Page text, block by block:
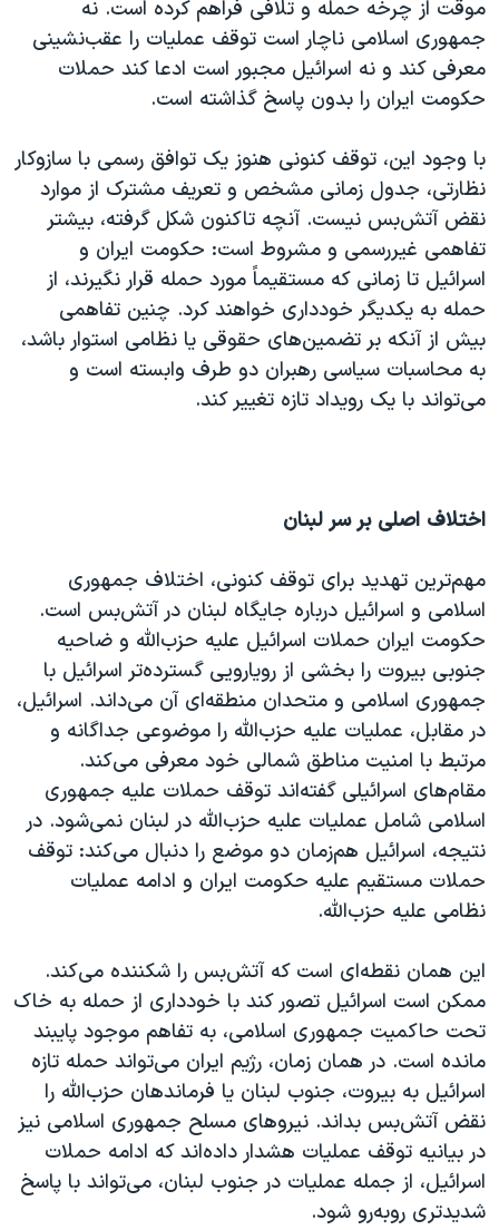
موقت از چرخه حمله و تلافی فراهم کرده است. نه
جمهوری اسلامی ناچار است توقف عملیات را عقب‌نشینی
معرفی کند و نه اسرائیل مجبور است ادعا کند حملات
حکومت ایران را بدون پاسخ گذاشته است.
با وجود این، توقف کنونی هنوز یک توافق رسمی با سازوکار
نظارتی، جدول زمانی مشخص و تعریف مشترک از موارد
نقض آتش‌بس نیست. آنچه تاکنون شکل گرفته، بیشتر
تفاهمی غیررسمی و مشروط است: حکومت ایران و
اسرائیل تا زمانی که مستقیماً مورد حمله قرار نگیرند، از
حمله به یکدیگر خودداری خواهند کرد. چنین تفاهمی
بیش از آنکه بر تضمین‌های حقوقی یا نظامی استوار باشد،
به محاسبات سیاسی رهبران دو طرف وابسته است و
می‌تواند با یک رویداد تازه تغییر کند.
اختلاف اصلی بر سر لبنان
مهم‌ترین تهدید برای توقف کنونی، اختلاف جمهوری
اسلامی و اسرائیل درباره جایگاه لبنان در آتش‌بس است.
حکومت ایران حملات اسرائیل علیه حزب‌الله و ضاحیه
جنوبی بیروت را بخشی از رویارویی گسترده‌تر اسرائیل با
جمهوری اسلامی و متحدان منطقه‌ای آن می‌داند. اسرائیل،
در مقابل، عملیات علیه حزب‌الله را موضوعی جداگانه و
مرتبط با امنیت مناطق شمالی خود معرفی می‌کند.
مقام‌های اسرائیلی گفته‌اند توقف حملات علیه جمهوری
اسلامی شامل عملیات علیه حزب‌الله در لبنان نمی‌شود. در
نتیجه، اسرائیل هم‌زمان دو موضع را دنبال می‌کند: توقف
حملات مستقیم علیه حکومت ایران و ادامه عملیات
نظامی علیه حزب‌الله.
این همان نقطه‌ای است که آتش‌بس را شکننده می‌کند.
ممکن است اسرائیل تصور کند با خودداری از حمله به خاک
تحت حاکمیت جمهوری اسلامی، به تفاهم موجود پایبند
مانده است. در همان زمان، رژیم ایران می‌تواند حمله تازه
اسرائیل به بیروت، جنوب لبنان یا فرماندهان حزب‌الله را
نقض آتش‌بس بداند. نیروهای مسلح جمهوری اسلامی نیز
در بیانیه توقف عملیات هشدار داده‌اند که ادامه حملات
اسرائیل، از جمله عملیات در جنوب لبنان، می‌تواند با پاسخ
شدیدتری روبه‌رو شود.